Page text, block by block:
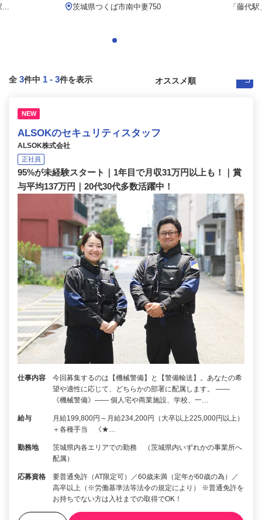
茨城県つくば市南中妻750
「藤代
全 3件中 1 - 3件を表示
NEW
ALSOKのセキュリティスタッフ
ALSOK株式会社
正社員
95%が未経験スタート｜1年目で月収31万円以上も！｜賞
与平均137万円｜20代30代多数活躍中！
仕事内容
今回募集するのは【機械警備】と【警備輸送】。あなたの希
望や適性に応じて、どちらかの部署に配属します。 ――
《機械警備》―― 個人宅や商業施設、学校、一…
給与
月給199,800円～月給234,200円（大卒以上225,000円以上）
＋各種手当 《★…
勤務地
茨城県内各エリアでの勤務 （茨城県内いずれかの事業所へ
配属）
応募資格
要普通免許（AT限定可）／60歳未満（定年が60歳の為）／
高卒以上（※労働基準法等法令の規定により） ※普通免許を
お持ちでない方は入社までの取得でOK！